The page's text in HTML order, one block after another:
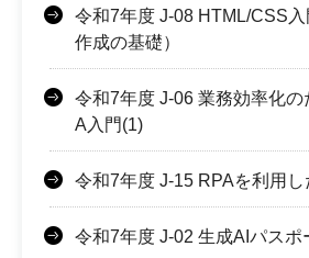
令和7年度 J-08 HTML/CSS
作成の基礎）
令和7年度 J-06 業務効率化
A入門(1)
令和7年度 J-15 RPAを利用
令和7年度 J-02 生成AIパスポ